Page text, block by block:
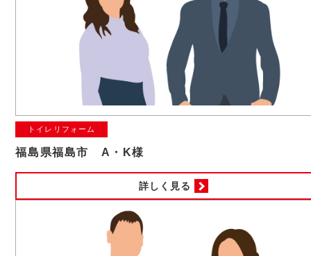
トイレリフォーム
福島県福島市 A・K様
詳しく見る